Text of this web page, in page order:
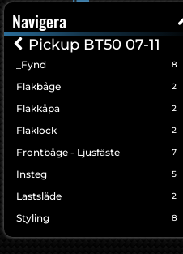
Navigera
Pickup BT50 07-11
_Fynd 8
Flakbåge 2
Flakkåpa 2
Flaklock 2
Frontbåge - Ljusfäste 7
Insteg 5
Lastsläde 2
Styling 8